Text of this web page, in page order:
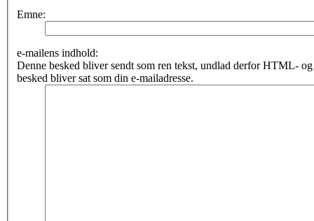
Emne:
e-mailens indhold:
Denne besked bliver sendt som ren tekst, undlad derfor HTML-
besked bliver sat som din e-mailadresse.